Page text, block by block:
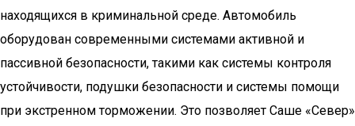
находящихся в криминальной среде. Автомобиль
оборудован современными системами активной и
пассивной безопасности, такими как системы контроля
устойчивости, подушки безопасности и системы помощи
при экстренном торможении. Это позволяет Саше «Север»